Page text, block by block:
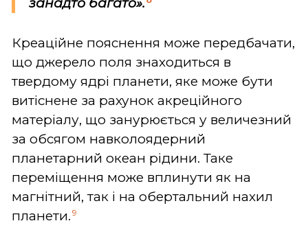
Креаційне пояснення може передбачати,
що джерело поля знаходиться в
твердому ядрі планети, яке може бути
витіснене за рахунок акреційного
матеріалу, що занурюється у величезний
за обсягом навколоядерний
планетарний океан рідини. Таке
переміщення може вплинути як на
магнітний, так і на обертальний нахил
планети. 9